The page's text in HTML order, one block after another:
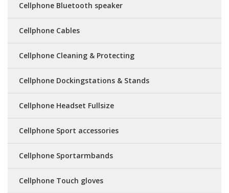
Cellphone Bluetooth speaker
Cellphone Cables
Cellphone Cleaning & Protecting
Cellphone Dockingstations & Stands
Cellphone Headset Fullsize
Cellphone Sport accessories
Cellphone Sportarmbands
Cellphone Touch gloves